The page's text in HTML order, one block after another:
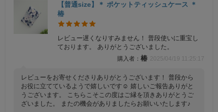
【普通size】＊ ポケットティッシュケース ＊
椿
レビュー遅くなりすみません！ 普段使いに重宝し
ております。 ありがとうございました。
椿 2025/04/19 11:25:17
レビューをお寄せくださりありがとうございます！ 普段から
お役に立てているようで嬉しいです☺️ 嬉しいご報告ありがと
うございます。 こちらこそこの度はご縁を頂きありがとうご
ざいました。 またの機会がありましたらお願いいたします♪